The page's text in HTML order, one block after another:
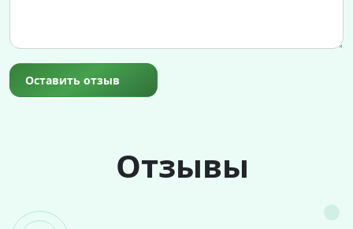
Оставить отзыв
Отзывы